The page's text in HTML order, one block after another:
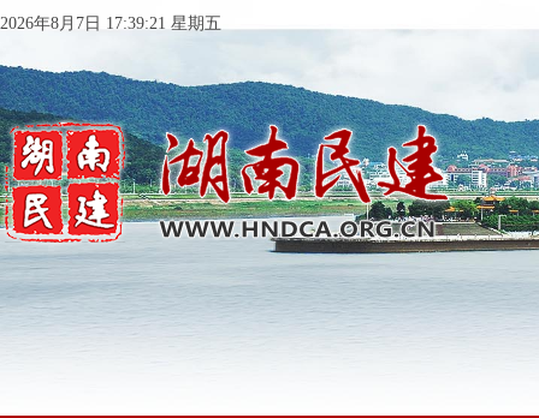
2026年8月7日 17:39:22 星期五